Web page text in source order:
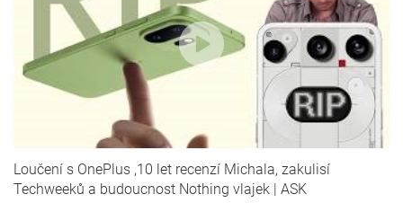
Loučení s OnePlus ,10 let recenzí Michala, zakulisí
Techweeků a budoucnost Nothing vlajek | ASK